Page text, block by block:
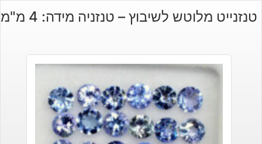
טנזנייט מלוטש לשיבוץ – טנזניה מידה: 4 מ"מ